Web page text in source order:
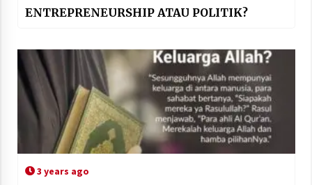
ENTREPRENEURSHIP ATAU POLITIK?
3 years ago